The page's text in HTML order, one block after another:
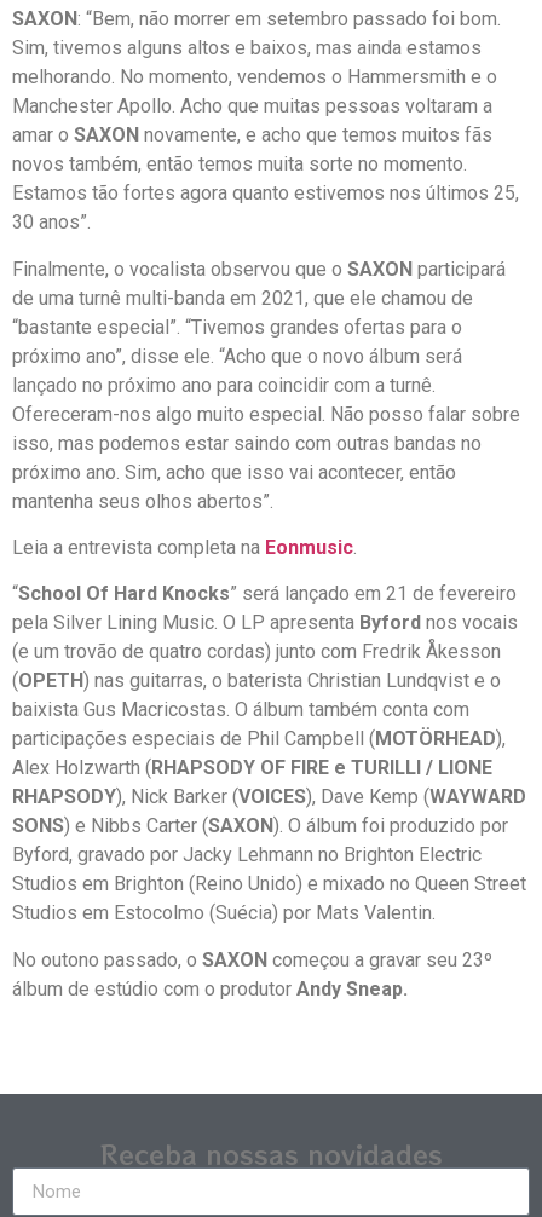
SAXON: “Bem, não morrer em setembro passado foi bom.
Sim, tivemos alguns altos e baixos, mas ainda estamos
melhorando. No momento, vendemos o Hammersmith e o
Manchester Apollo. Acho que muitas pessoas voltaram a
amar o SAXON novamente, e acho que temos muitos fãs
novos também, então temos muita sorte no momento.
Estamos tão fortes agora quanto estivemos nos últimos 25,
30 anos”.
Finalmente, o vocalista observou que o SAXON participará
de uma turnê multi-banda em 2021, que ele chamou de
“bastante especial”. “Tivemos grandes ofertas para o
próximo ano”, disse ele. “Acho que o novo álbum será
lançado no próximo ano para coincidir com a turnê.
Ofereceram-nos algo muito especial. Não posso falar sobre
isso, mas podemos estar saindo com outras bandas no
próximo ano. Sim, acho que isso vai acontecer, então
mantenha seus olhos abertos”.
Leia a entrevista completa na Eonmusic.
“School Of Hard Knocks” será lançado em 21 de fevereiro
pela Silver Lining Music. O LP apresenta Byford nos vocais
(e um trovão de quatro cordas) junto com Fredrik Åkesson
(OPETH ) nas guitarras, o baterista Christian Lundqvist e o
baixista Gus Macricostas. O álbum também conta com
participações especiais de Phil Campbell ( MOTÖRHEAD),
Alex Holzwarth ( RHAPSODY OF FIRE e TURILLI / LIONE
RHAPSODY), Nick Barker (VOICES), Dave Kemp (WAYWARD
SONS) e Nibbs Carter (SAXON ). O álbum foi produzido por
Byford, gravado por Jacky Lehmann no Brighton Electric
Studios em Brighton (Reino Unido) e mixado no Queen Street
Studios em Estocolmo (Suécia) por Mats Valentin.
No outono passado, o SAXON começou a gravar seu 23º
álbum de estúdio com o produtor Andy Sneap.
Receba nossas novidades